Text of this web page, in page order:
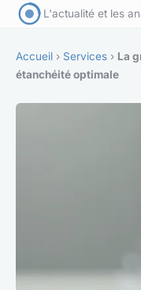
L'actualité et les
Accueil › Services › La
étanchéité optimale